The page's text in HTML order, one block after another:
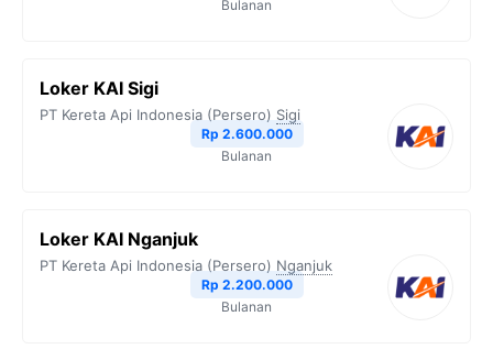
Bulanan
Loker KAI Sigi
PT Kereta Api Indonesia (Persero) Sigi
Rp 2.600.000
Bulanan
Loker KAI Nganjuk
PT Kereta Api Indonesia (Persero) Nganjuk
Rp 2.200.000
Bulanan